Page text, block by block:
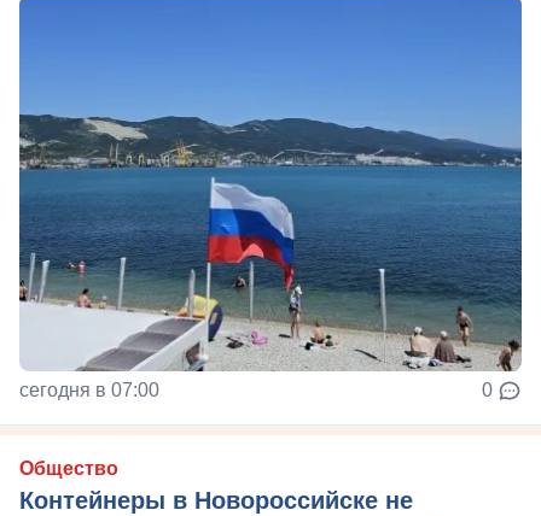
сегодня в 07:00 0
Общество
Контейнеры в Новороссийске не